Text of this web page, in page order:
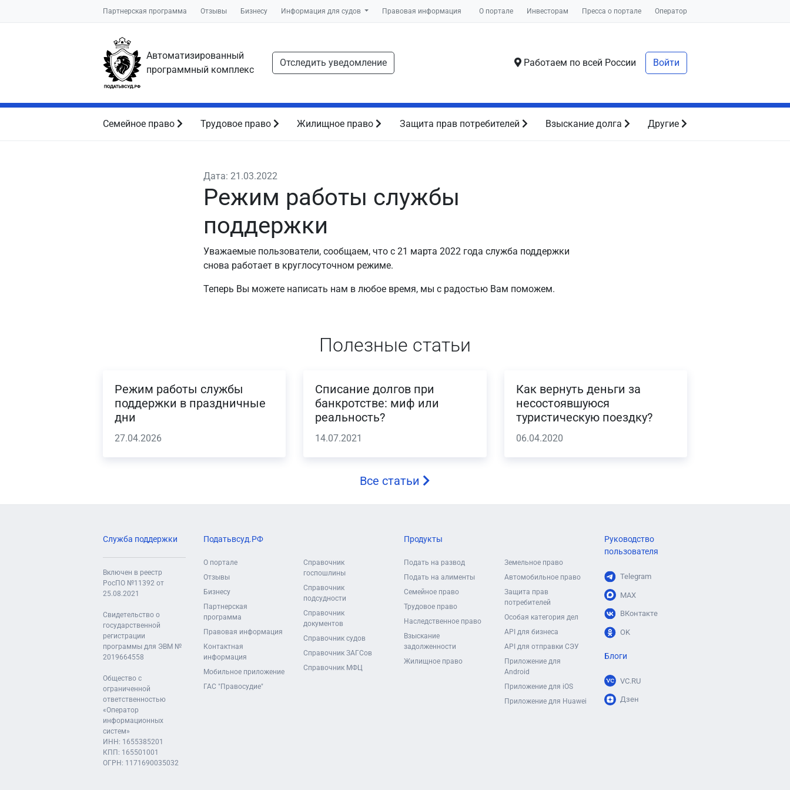
Партнерская программа Отзывы Бизнесу Информация для судов Правовая информация О портале Инвесторам Пресса о портале Оператор
Автоматизированный
программный комплекс
Отследить уведомление Работаем по всей России Войти
Семейное право Трудовое право Жилищное право Защита прав потребителей Взыскание долга Другие
Дата: 21.03.2022
Режим работы службы
поддержки
Уважаемые пользователи, сообщаем, что с 21 марта 2022 года служба поддержки
снова работает в круглосуточном режиме.
Теперь Вы можете написать нам в любое время, мы с радостью Вам поможем.
Полезные статьи
Режим работы службы
поддержки в праздничные
дни
27.04.2026
Списание долгов при
банкротстве: миф или
реальность?
14.07.2021
Как вернуть деньги за
несостоявшуюся
туристическую поездку?
06.04.2020
Все статьи
Служба поддержки
Включен в реестр
РосПО №11392 от
25.08.2021
Свидетельство о
государственной
регистрации
программы для ЭВМ №
2019664558
Общество с
ограниченной
ответственностью
«Оператор
информационных
систем»
ИНН: 1655385201
КПП: 165501001
ОГРН: 1171690035032
Податьвсуд.РФ
О портале
Отзывы
Бизнесу
Партнерская
программа
Правовая информация
Контактная
информация
Мобильное приложение
ГАС "Правосудие"
Справочник
госпошлины
Справочник
подсудности
Справочник
документов
Справочник судов
Справочник ЗАГСов
Справочник МФЦ
Продукты
Подать на развод
Подать на алименты
Семейное право
Трудовое право
Наследственное право
Взыскание
задолженности
Жилищное право
Земельное право
Автомобильное право
Защита прав
потребителей
Особая категория дел
API для бизнеса
API для отправки СЭУ
Приложение для
Android
Приложение для iOS
Приложение для Huawei
Руководство
пользователя
Telegram
MAX
ВКонтакте
OK
Блоги
VC.RU
Дзен